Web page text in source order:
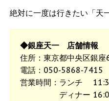
絶対に一度は行きたい「天
◆銀座天一 店舗情報
住所：東京都中央区銀
電話：050-5868-7415
営業時間：ランチ
ディナー